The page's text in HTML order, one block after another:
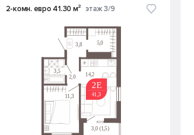
2-комн. евро 41.30 м² этаж 3/9